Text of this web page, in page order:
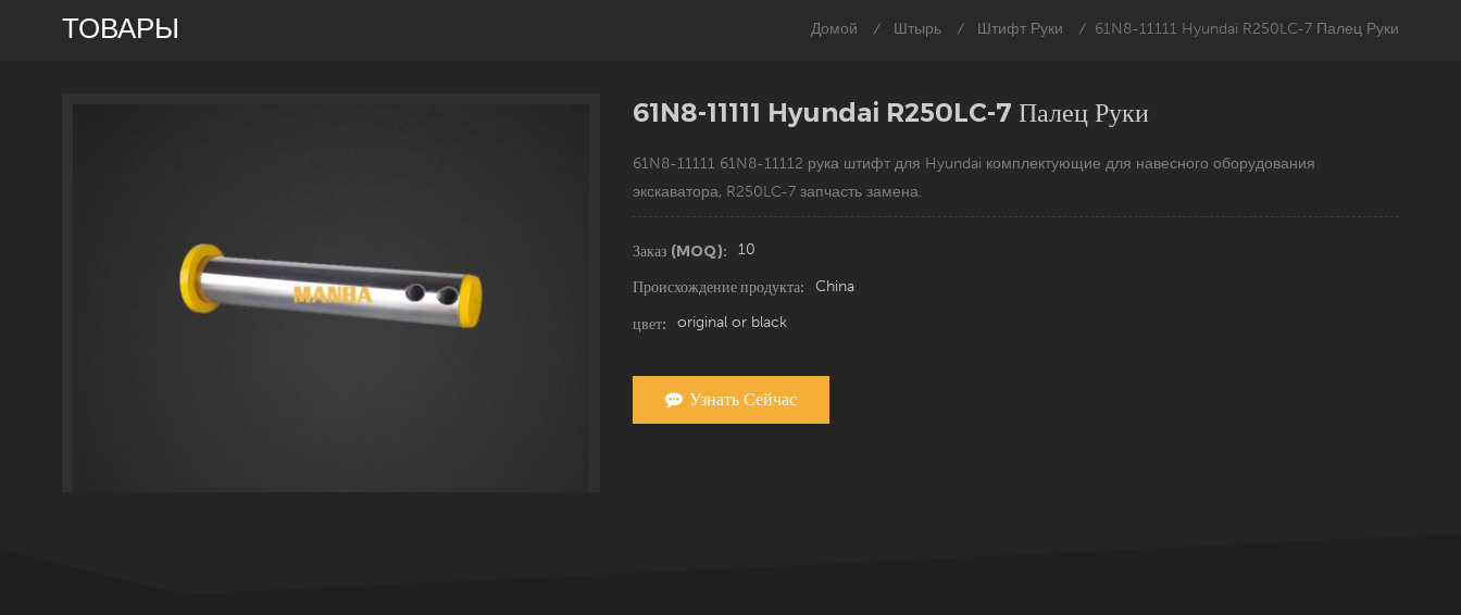
ТОВАРЫ Домой / Штырь / Штифт Руки / 61N8-11111 Hyundai R250LC-7 Палец Руки
61N8-11111 Hyundai R250LC-7 Палец Руки
61N8-11111 61N8-11112 рука штифт для Hyundai комплектующие для навесного оборудования
экскаватора, R250LC-7 запчасть замена.
Заказ (MOQ): 10
Происхождение продукта: China
цвет: original or black
Узнать Сейчас